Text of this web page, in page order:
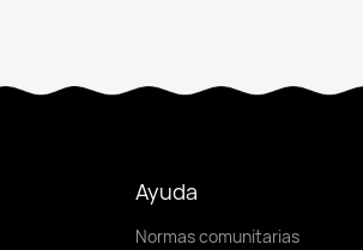
Ayuda
Normas comunitarias